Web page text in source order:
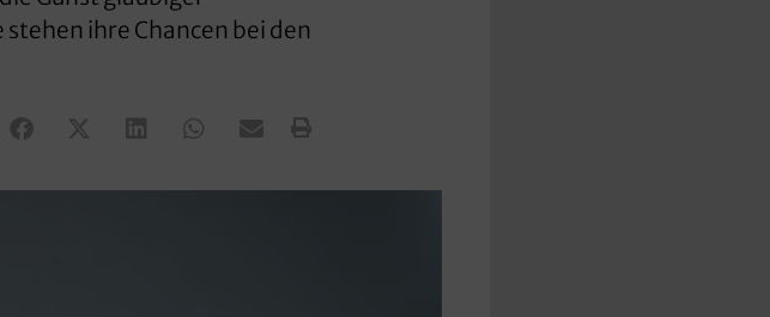
ihre Chancen bei den